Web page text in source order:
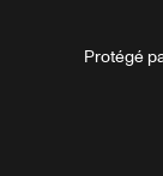
Protégé